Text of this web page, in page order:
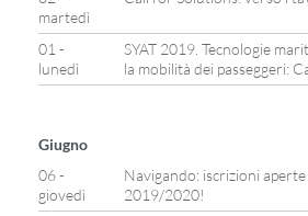
martedì
01 -
lunedì
SYAT 2019. Tecnologie
la mobilità dei passeggeri:
Giugno
06 -
giovedì
Navigando: iscrizioni aperte
2019/2020!